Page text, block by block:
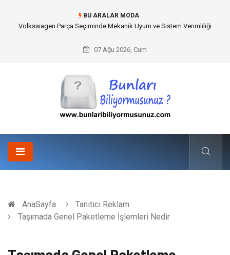
BU ARALAR MODA
Best Wedding Photographer in Turkey Seçimi Nasıl Yapılmalı?
07 Ağu 2026, Cum
AnaSayfa
Tanıtıcı Reklam
Taşımada Genel Paketleme İşlemleri Nedir